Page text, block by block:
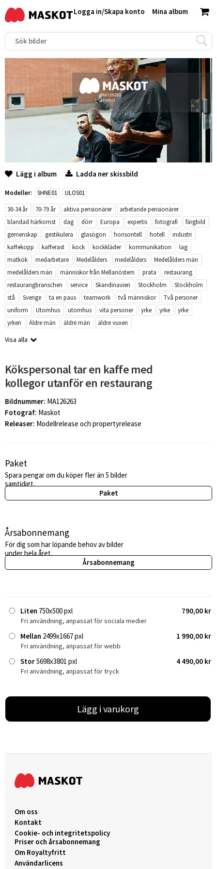
Mina album
Logga in/Skapa konto
Lägg i album Ladda ner skissbild
Modeller: SHNE01
ULOS01
30-34 år
70-79 år aktiva pensionärer
arbetande pensionärer
blandad härkomst
dag dörr Europa expertis fotografi
färgbild
gemenskap
gestikulera glasögon horisontell hotell
industri
kaffekopp
kafferast kock kockkläder kommunikation
lag
matkök
medarbetare Medelålders medelålders
Medelålders män
medelålders män
människor från Mellanöstern prata
restaurang
restaurangbranschen
service Skandinavien Stockholm
Stockholm
stå
Sverige ta en paus teamwork två människor
Två personer
uniform
Utomhus utomhus vita personer yrke yrke
yrke
yrken
Äldre män äldre män äldre vuxen
Visa alla
Kökspersonal tar en kaffe med
kollegor utanför en restaurang
Bildnummer: MA126263
Fotograf: Maskot
Releaser: Modellrelease och propertyrelease
Paket
Spara pengar om du köper fler än 5 bilder
samtidigt.
Paket
Årsabonnemang
För dig som har löpande behov av bilder
under hela året.
Årsabonnemang
Liten 750x500 pxl 790,00 kr
Fri användning, anpassat för sociala medier
Mellan 2499x1667 pxl 1 990,00 kr
Fri användning, anpassat för webb
Stor5698x3801 pxl 4 490,00 kr
Fri användning, anpassat för tryck
Lägg i varukorg
Om oss
Kontakt
Cookie- och integritetspolicy
Priser och årsabonnemang
Om Royaltyfritt
Användarlicens